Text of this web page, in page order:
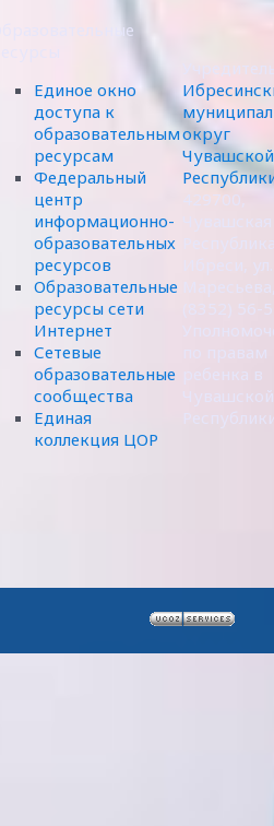
Образовательные
Единое окно
доступа к
образовательным
ресурсам
Федеральный
центр
информационно-
образовательных
ресурсов
Образовательные
ресурсы сети
Интернет
Сетевые
образовательные
сообщества
Единая
коллекция ЦОР
округ
Чувашской
429700,
(8352) 56-
ребенка в
Чувашской